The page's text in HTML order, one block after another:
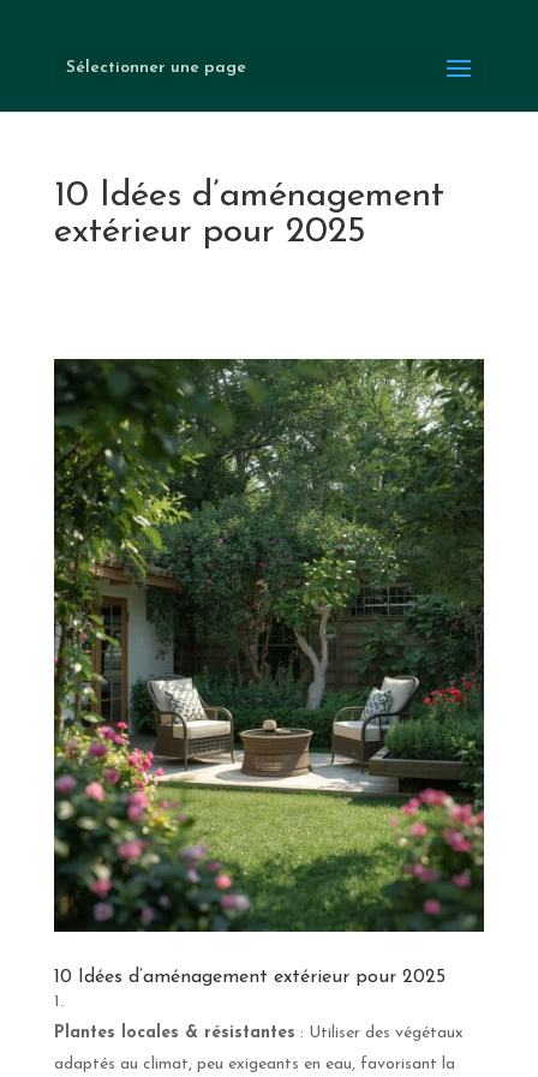
Sélectionner une page
10 Idées d’aménagement
extérieur pour 2025
10 Idées d’aménagement extérieur pour 2025
Plantes locales & résistantes : Utiliser des végétaux
adaptés au climat, peu exigeants en eau, favorisant la